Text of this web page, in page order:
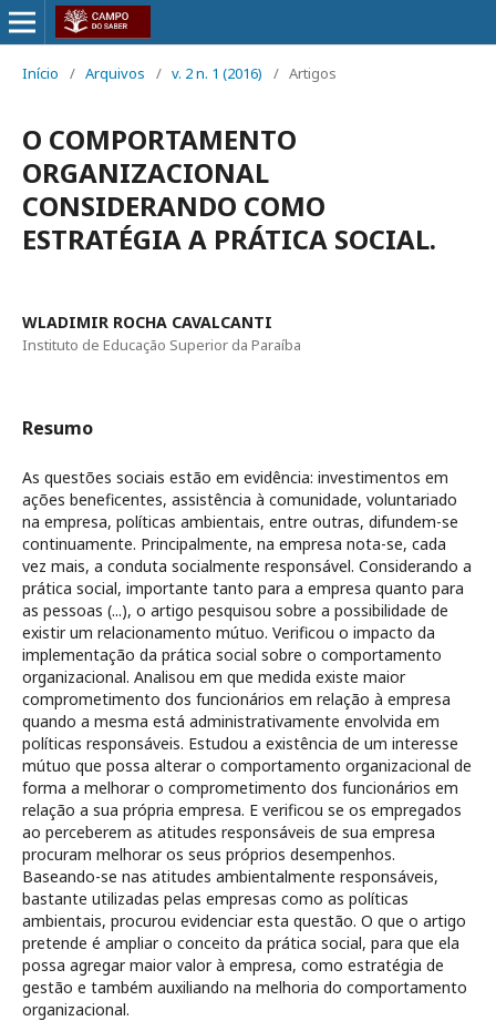
Início / Arquivos / v. 2 n. 1 (2016) / Artigos
O COMPORTAMENTO
ORGANIZACIONAL
CONSIDERANDO COMO
ESTRATÉGIA A PRÁTICA SOCIAL.
WLADIMIR ROCHA CAVALCANTI
Instituto de Educação Superior da Paraíba
Resumo
As questões sociais estão em evidência: investimentos em
ações beneficentes, assistência à comunidade, voluntariado
na empresa, políticas ambientais, entre outras, difundem-se
continuamente. Principalmente, na empresa nota-se, cada
vez mais, a conduta socialmente responsável. Considerando a
prática social, importante tanto para a empresa quanto para
as pessoas (...), o artigo pesquisou sobre a possibilidade de
existir um relacionamento mútuo. Verificou o impacto da
implementação da prática social sobre o comportamento
organizacional. Analisou em que medida existe maior
comprometimento dos funcionários em relação à empresa
quando a mesma está administrativamente envolvida em
políticas responsáveis. Estudou a existência de um interesse
mútuo que possa alterar o comportamento organizacional de
forma a melhorar o comprometimento dos funcionários em
relação a sua própria empresa. E verificou se os empregados
ao perceberem as atitudes responsáveis de sua empresa
procuram melhorar os seus próprios desempenhos.
Baseando-se nas atitudes ambientalmente responsáveis,
bastante utilizadas pelas empresas como as políticas
ambientais, procurou evidenciar esta questão. O que o artigo
pretende é ampliar o conceito da prática social, para que ela
possa agregar maior valor à empresa, como estratégia de
gestão e também auxiliando na melhoria do comportamento
organizacional.